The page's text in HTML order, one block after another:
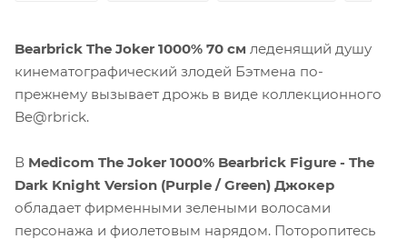
Bearbrick The Joker 1000% 70 см леденящий душу
кинематографический злодей Бэтмена по-
прежнему вызывает дрожь в виде коллекционного
Be@rbrick.
В Medicom The Joker 1000% Bearbrick Figure - The
Dark Knight Version (Purple / Green) Джокер
обладает фирменными зелеными волосами
персонажа и фиолетовым нарядом. Поторопитесь